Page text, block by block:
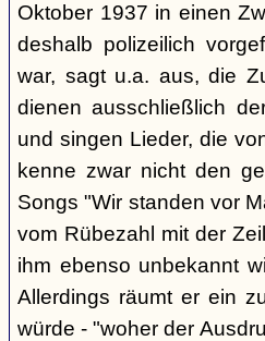
Oktober 1937 in einen
deshalb polizeilich
war, sagt u.a. aus, die
dienen ausschließlich
und singen Lieder, die
kenne zwar nicht den
Songs "Wir standen vor
vom Rübezahl mit der
ihm ebenso unbekannt
Allerdings räumt er ein
würde - "woher der